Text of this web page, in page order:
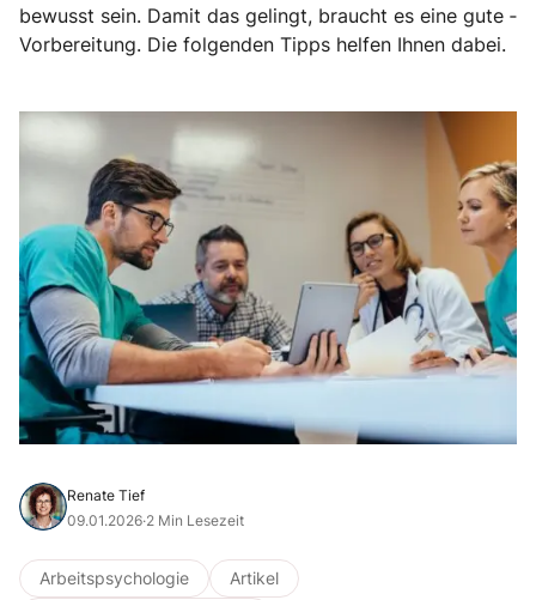
bewusst sein. Damit das gelingt, braucht es eine gute ­
Vorbereitung. Die folgenden Tipps helfen Ihnen dabei.
Renate Tief
09.01.2026·2 Min Lesezeit
Arbeitspsychologie
Artikel